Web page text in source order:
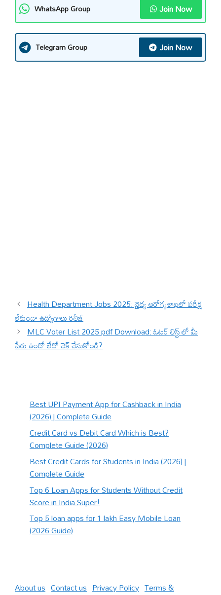
WhatsApp Group Join Now
Telegram Group Join Now
Health Department Jobs 2025: వైద్య ఆరోగ్యశాఖలో పరీక్ష
లేకుండా ఉద్యోగాలు రిలీజ్
MLC Voter List 2025 pdf Download: ఓటర్ లిస్ట్ లో మీ
పేరు ఉందో లేదో చెక్ చేసుకోండి?
Best UPI Payment App for Cashback in India
(2026) | Complete Guide
Credit Card vs Debit Card Which is Best?
Complete Guide (2026)
Best Credit Cards for Students in India (2026) |
Complete Guide
Top 6 Loan Apps for Students Without Credit
Score in India Super!
Top 5 loan apps for 1 lakh Easy Mobile Loan
(2026 Guide)
About us Contact us Privacy Policy Terms &